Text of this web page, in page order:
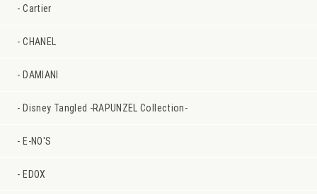
Cartier
CHANEL
DAMIANI
Disney Tangled -RAPUNZEL Collection-
E-NO'S
EDOX